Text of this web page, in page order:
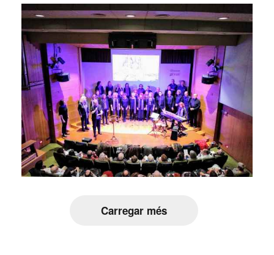
Carregar més